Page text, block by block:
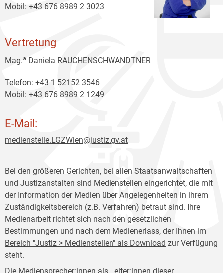
Mobil: +43 676 8989 2 3023
Vertretung
Mag.ª Daniela RAUCHENSCHWANDTNER
Telefon: +43 1 52152 3546
Mobil: +43 676 8989 2 1249
E-Mail:
medienstelle.LGZWien@justiz.gv.at
Bei den größeren Gerichten, bei allen Staatsanwaltschaften
und Justizanstalten sind Medienstellen eingerichtet, die mit
der Information der Medien über Angelegenheiten in ihrem
Zuständigkeitsbereich (z.B. Verfahren) betraut sind. Ihre
Medienarbeit richtet sich nach den gesetzlichen
Bestimmungen und nach dem Medienerlass, der Ihnen im
Bereich "Justiz > Medienstellen" als Download zur Verfügung
steht.
Die Mediensprecher:innen als Leiter:innen dieser